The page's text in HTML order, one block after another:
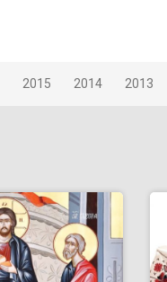
2015 2014 2013